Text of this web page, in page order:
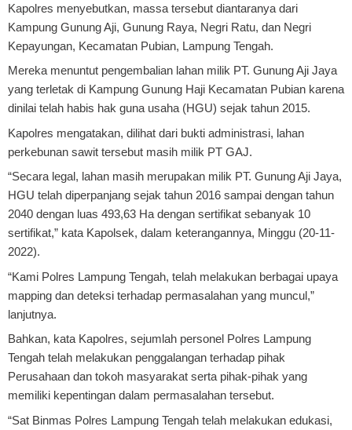
Kapolres menyebutkan, massa tersebut diantaranya dari
Kampung Gunung Aji, Gunung Raya, Negri Ratu, dan Negri
Kepayungan, Kecamatan Pubian, Lampung Tengah.
Mereka menuntut pengembalian lahan milik PT. Gunung Aji Jaya
yang terletak di Kampung Gunung Haji Kecamatan Pubian karena
dinilai telah habis hak guna usaha (HGU) sejak tahun 2015.
Kapolres mengatakan, dilihat dari bukti administrasi, lahan
perkebunan sawit tersebut masih milik PT GAJ.
“Secara legal, lahan masih merupakan milik PT. Gunung Aji Jaya,
HGU telah diperpanjang sejak tahun 2016 sampai dengan tahun
2040 dengan luas 493,63 Ha dengan sertifikat sebanyak 10
sertifikat,” kata Kapolsek, dalam keterangannya, Minggu (20-11-
2022).
“Kami Polres Lampung Tengah, telah melakukan berbagai upaya
mapping dan deteksi terhadap permasalahan yang muncul,”
lanjutnya.
Bahkan, kata Kapolres, sejumlah personel Polres Lampung
Tengah telah melakukan penggalangan terhadap pihak
Perusahaan dan tokoh masyarakat serta pihak-pihak yang
memiliki kepentingan dalam permasalahan tersebut.
“Sat Binmas Polres Lampung Tengah telah melakukan edukasi,